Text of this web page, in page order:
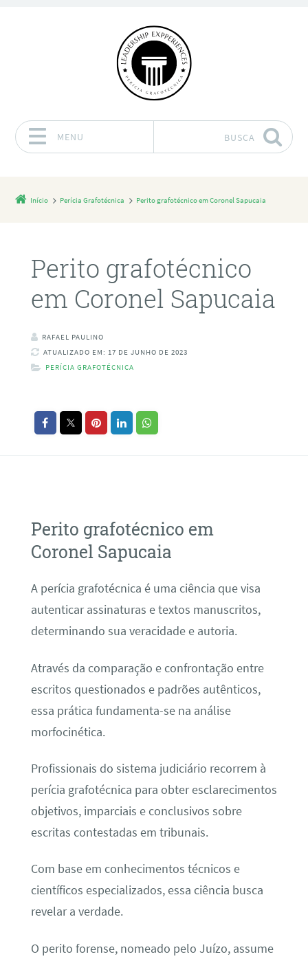
MENU BUSCA
Início Perícia Grafotécnica Perito grafotécnico em Coronel Sapucaia
Perito grafotécnico
em Coronel Sapucaia
RAFAEL PAULINO
ATUALIZADO EM: 17 DE JUNHO DE 2023
PERÍCIA GRAFOTÉCNICA
Perito grafotécnico em
Coronel Sapucaia
A perícia grafotécnica é uma ciência que visa
autenticar assinaturas e textos manuscritos,
determinando sua veracidade e autoria.
Através da comparação e confrontação entre
escritos questionados e padrões autênticos,
essa prática fundamenta-se na análise
morfocinética.
Profissionais do sistema judiciário recorrem à
perícia grafotécnica para obter esclarecimentos
objetivos, imparciais e conclusivos sobre
escritas contestadas em tribunais.
Com base em conhecimentos técnicos e
científicos especializados, essa ciência busca
revelar a verdade.
O perito forense, nomeado pelo Juízo, assume